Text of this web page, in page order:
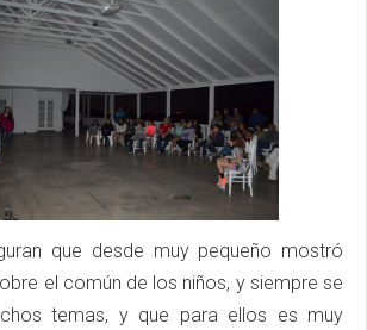
que desde muy pequeño mostró
el común de los niños, y siempre se
temas, y que para ellos es muy